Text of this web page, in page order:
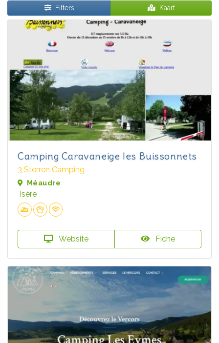
Filters Kaart
Camping Caravaneige les Buissonnets
3 Sterren Camping
Méaudre
Isère
Website Fiche